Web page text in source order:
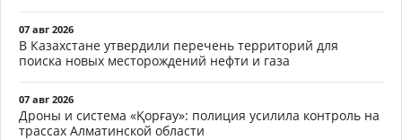
07 авг 2026
В Казахстане утвердили перечень территорий для
поиска новых месторождений нефти и газа
07 авг 2026
Дроны и система «Қорғау»: полиция усилила контроль на
трассах Алматинской области